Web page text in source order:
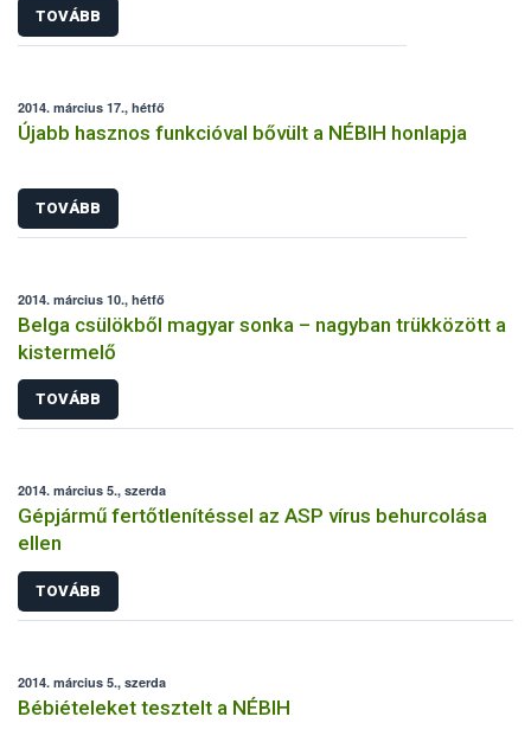
TOVÁBB
2014. március 17., hétfő
Újabb hasznos funkcióval bővült a NÉBIH honlapja
TOVÁBB
2014. március 10., hétfő
Belga csülökből magyar sonka – nagyban trükközött a
kistermelő
TOVÁBB
2014. március 5., szerda
Gépjármű fertőtlenítéssel az ASP vírus behurcolása
ellen
TOVÁBB
2014. március 5., szerda
Bébiételeket tesztelt a NÉBIH